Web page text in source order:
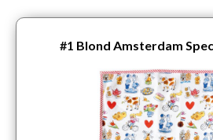
#1 Blond Amsterdam